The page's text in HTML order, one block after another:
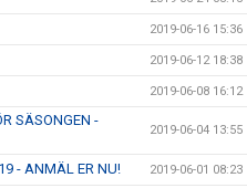
2019-06-16 15:36
2019-06-12 18:38
2019-06-08 16:12
SÄSONGEN -
2019-06-04 13:55
- ANMÄL ER NU! 2019-06-01 08:23